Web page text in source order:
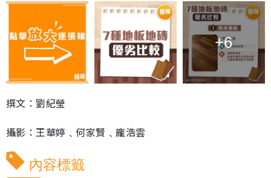
+6
撰文：劉紀瑩
攝影：王華婷﹑何家賢﹑龐浩雲
內容標籤